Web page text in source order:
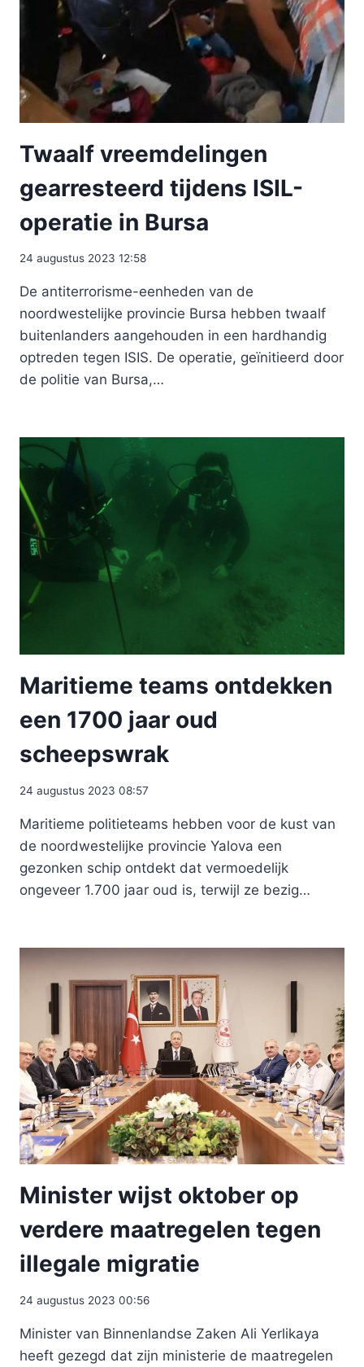
Twaalf vreemdelingen
gearresteerd tijdens ISIL-
operatie in Bursa
24 augustus 2023 12:58
De antiterrorisme-eenheden van de
noordwestelijke provincie Bursa hebben twaalf
buitenlanders aangehouden in een hardhandig
optreden tegen ISIS. De operatie, geïnitieerd door
de politie van Bursa,…
Maritieme teams ontdekken
een 1700 jaar oud
scheepswrak
24 augustus 2023 08:57
Maritieme politieteams hebben voor de kust van
de noordwestelijke provincie Yalova een
gezonken schip ontdekt dat vermoedelijk
ongeveer 1.700 jaar oud is, terwijl ze bezig…
Minister wijst oktober op
verdere maatregelen tegen
illegale migratie
24 augustus 2023 00:56
Minister van Binnenlandse Zaken Ali Yerlikaya
heeft gezegd dat zijn ministerie de maatregelen